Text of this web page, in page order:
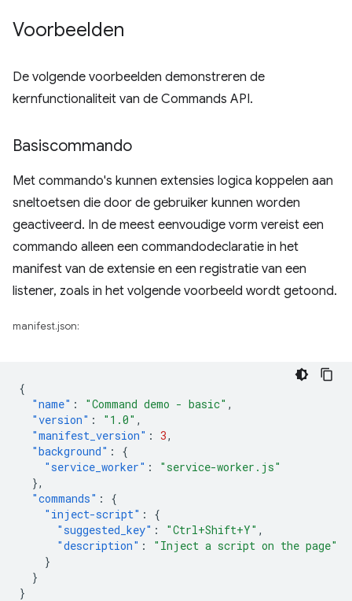
Voorbeelden
De volgende voorbeelden demonstreren de
kernfunctionaliteit van de Commands API.
Basiscommando
Met commando's kunnen extensies logica koppelen aan
sneltoetsen die door de gebruiker kunnen worden
geactiveerd. In de meest eenvoudige vorm vereist een
commando alleen een commandodeclaratie in het
manifest van de extensie en een registratie van een
listener, zoals in het volgende voorbeeld wordt getoond.
manifest.json:
{
"name" : "Command demo - basic" ,
"version" : "1.0" ,
"manifest_version" : 3,
"background" :
{
"service_worker" :
"service-worker.js"
},
"commands" :
{
"inject-script" :
{
"suggested_key" : "Ctrl+Shift+Y" ,
"description" :
"Inject a script on the page"
}
}
}